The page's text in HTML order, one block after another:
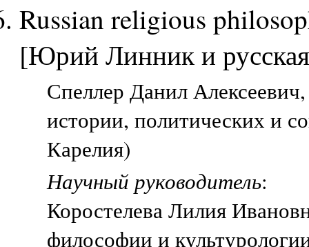
Russian religious
[Юрий Линник и
Спеллер Данил
истории, политических и
Карелия)
Научный руководитель:
Коростелева Лилия
философии и